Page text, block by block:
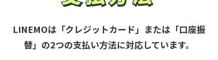
LINEMOは「クレジットカード」または「口座振
替」の2つの支払い方法に対応しています。